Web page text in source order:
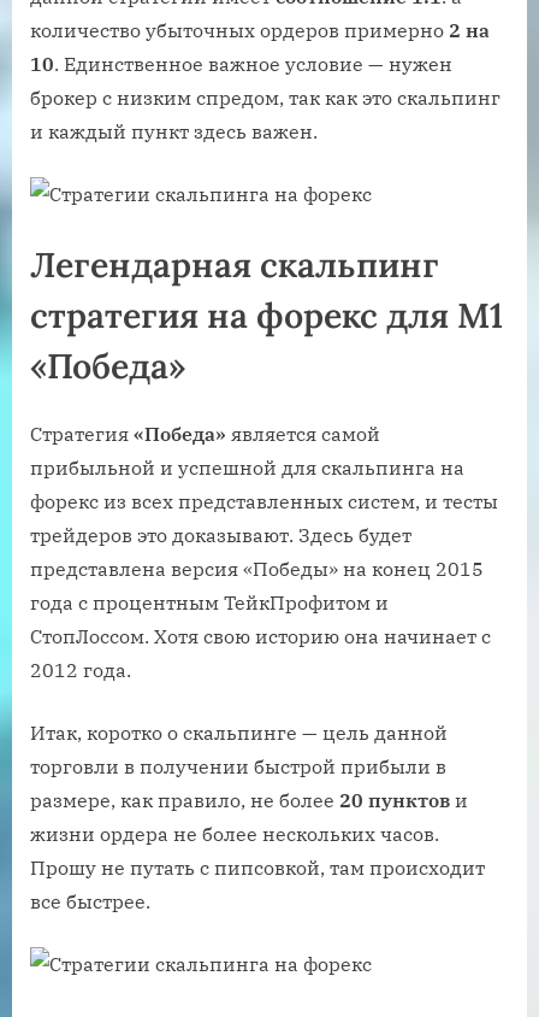
количество убыточных ордеров примерно 2 на
10. Единственное важное условие — нужен
брокер с низким спредом, так как это скальпинг
и каждый пункт здесь важен.
Легендарная скальпинг
стратегия на форекс для М1
«Победа»
Стратегия «Победа» является самой
прибыльной и успешной для скальпинга на
форекс из всех представленных систем, и тесты
трейдеров это доказывают. Здесь будет
представлена версия «Победы» на конец 2015
года с процентным ТейкПрофитом и
СтопЛоссом. Хотя свою историю она начинает с
2012 года.
Итак, коротко о скальпинге — цель данной
торговли в получении быстрой прибыли в
размере, как правило, не более 20 пунктов и
жизни ордера не более нескольких часов.
Прошу не путать с пипсовкой, там происходит
все быстрее.